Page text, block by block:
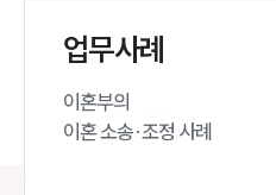
업무사례
이혼부의
이혼 소송·조정 사례